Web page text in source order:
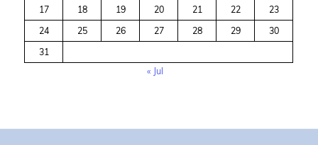
17
18 19 20 21 22
23
24
25 26 27 28 29
30
31
« Jul